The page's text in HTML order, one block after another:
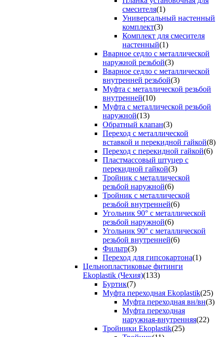
смесителя(1)
Универсальный настенный
комплект(3)
Комплект для смесителя
настенный(1)
Вварное седло с металлической
наружной резьбой(3)
Вварное седло с металлической
внутренней резьбой(3)
Муфта с металлической резьбой
внутренней(10)
Муфта с металлической резьбой
наружной(13)
Обратный клапан(3)
Переход с металлической
вставкой и перекидной гайкой(8)
Переход с перекидной гайкой(6)
Пластмассовый штуцер с
перекидной гайкой(3)
Тройник с металлической
резьбой наружной(6)
Тройник с металлической
резьбой внутренней(6)
Угольник 90° с металлической
резьбой наружной(6)
Угольник 90° с металлической
резьбой внутренней(6)
Фильтр(3)
Переход для гипсокартона(1)
Цельнопластиковые фитинги
Ekoplastik (Чехия)(133)
Буртик(7)
Муфта переходная Ekoplastik(25)
Муфта переходная вн/вн(3)
Муфта переходная
наружная-внутренняя(22)
Тройники Ekoplastik(25)